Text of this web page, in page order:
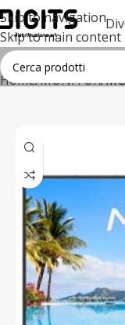
Skip to navigation
Skip to main content
Home MONITOR